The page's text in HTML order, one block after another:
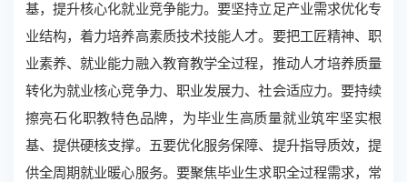
基，提升核心化就业竞争能力。要坚持立足产业需求优化专
业结构，着力培养高素质技术技能人才。要把工匠精神、职
业素养、就业能力融入教育教学全过程，推动人才培养质量
转化为就业核心竞争力、职业发展力、社会适应力。要持续
擦亮石化职教特色品牌，为毕业生高质量就业筑牢坚实根
基、提供硬核支撑。五要优化服务保障、提升指导质效，提
供全周期就业暖心服务。要聚焦毕业生求职全过程需求，常